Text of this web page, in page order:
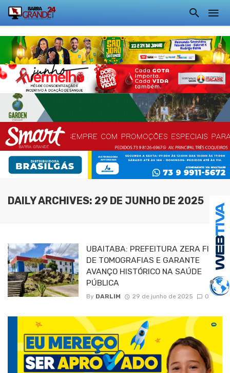
DAILY ARCHIVES: 29 DE JUNHO DE 2025
UBAITABA: PREFEITURA ZERA FILA
DE TOMOGRAFIAS E GARANTE
AVANÇO HISTÓRICO NA SAÚDE
PÚBLICA
By DARLIM 29 de junho de 2025 0